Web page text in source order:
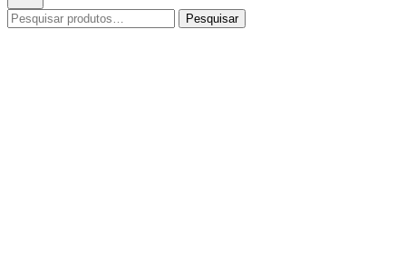
Pesquisar